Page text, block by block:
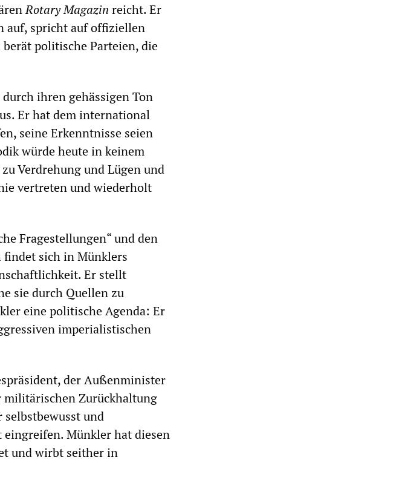
Rotary Magazin reicht. Er
auf, spricht auf offiziellen
politische Parteien, die
ihren gehässigen Ton
Er hat dem international
seine Erkenntnisse seien
würde heute in keinem
Verdrehung und Lügen und
vertreten und wiederholt
Fragestellungen“ und den
findet sich in Münklers
Er stellt
sie durch Quellen zu
eine politische Agenda: Er
imperialistischen
der Außenminister
Zurückhaltung
und
Münkler hat diesen
und wirbt seither in